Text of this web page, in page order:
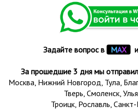
Задайте вопрос в МАХ и
За прошедшие 3 дня мы
Москва, Нижний Новгород, Тула,
Тверь, Смоленск,
Троицк, Рославль,